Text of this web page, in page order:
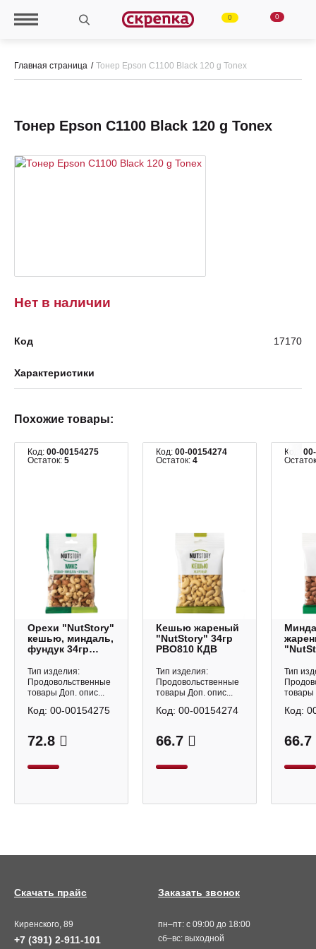
0 0
Главная страница Тонер Epson C1100 Black 120 g Tonex
Нет в наличии
Тонер Epson C1100 Black 120 g Tonex
Код 17170
Характеристики
Похожие товары:
Код: 00-00154275
Остаток: 5
Орехи "NutStory"
кешью, миндаль,
фундук 34гр
Тип изделия:
Продовольственные
товары Доп. опис...
72.8
Код: 00-00154275
Код: 00-00154274
Остаток: 4
Кешью жареный
"NutStory" 34гр
РВО810 КДВ
Тип изделия:
Продовольственные
товары Доп. опис...
66.7
Код: 00-00154274
Код:
Тип
товары
66.7
Код:
Киренского, 89
+7 (391) 2-911-101
пн–пт: с 09:00 до 18:00
сб–вс: выходной
Заказать звонок
Скачать прайс